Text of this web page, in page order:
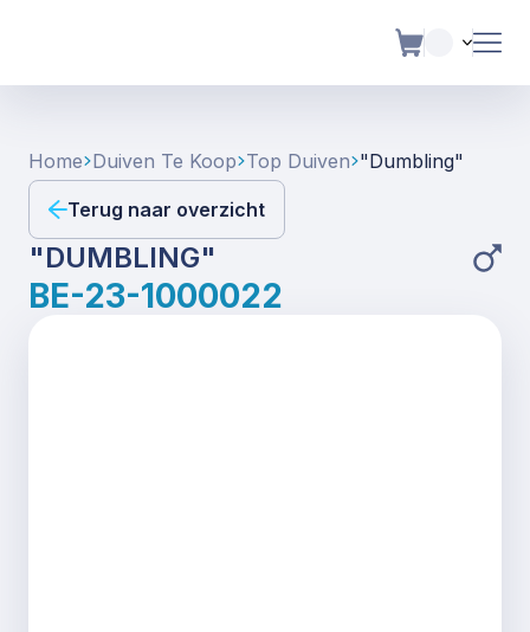
Home Duiven Te Koop Top Duiven "dumbling"
Terug naar overzicht
"DUMBLING"
BE-23-1000022